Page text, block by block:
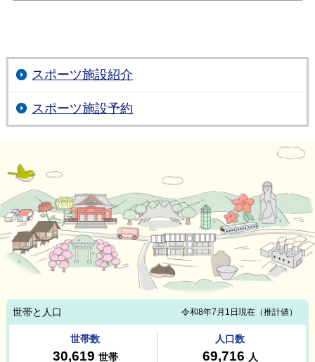
スポーツ施設紹介
スポーツ施設予約